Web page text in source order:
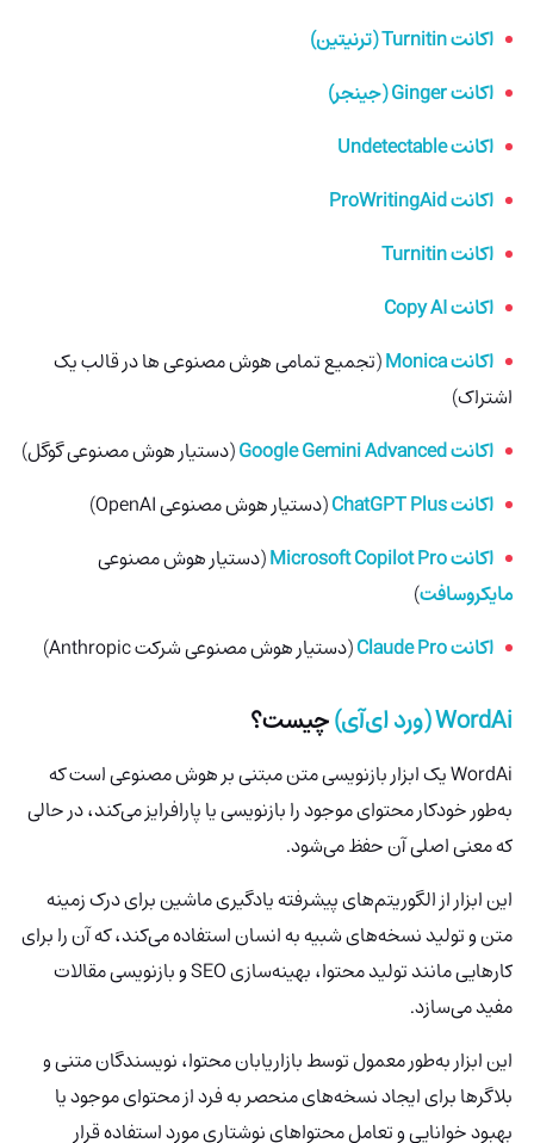
اکانت Turnitin (ترنیتین)
اکانت Ginger (جینجر)
اکانت Undetectable
اکانت ProWritingAid
اکانت Turnitin
اکانت Copy AI
اکانت Monica
(تجمیع تمامی هوش مصنوعی ها در قالب یک
اشتراک)
اکانت Google Gemini Advanced
(دستیار هوش مصنوعی گوگل)
اکانت ChatGPT Plus
(دستیار هوش مصنوعی OpenAI)
اکانت Microsoft Copilot Pro
(دستیار هوش مصنوعی
مایکروسافت)
اکانت Claude Pro
(دستیار هوش مصنوعی شرکت Anthropic)
WordAi(ورد ای‌آی)چیست؟
WordAiیک ابزار بازنویسی متن مبتنی بر هوش مصنوعی است که
به‌طور خودکار محتوای موجود را بازنویسی یا پارافرایز می‌کند، در حالی
که معنی اصلی آن حفظ می‌شود.
این ابزار از الگوریتم‌های پیشرفته یادگیری ماشین برای درک زمینه
متن و تولید نسخه‌های شبیه به انسان استفاده می‌کند، که آن را برای
کارهایی مانند تولید محتوا، بهینه‌سازی SEO و بازنویسی مقالات
مفید می‌سازد.
این ابزار به‌طور معمول توسط بازاریابان محتوا، نویسندگان متنی و
بلاگرها برای ایجاد نسخه‌های منحصر به فرد از محتوای موجود یا
بهبود خوانایی و تعامل محتواهای نوشتاری مورد استفاده قرار